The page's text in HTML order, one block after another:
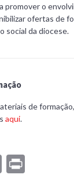
promover o
ofertas de
social da diocese.
de
aqui.
Email